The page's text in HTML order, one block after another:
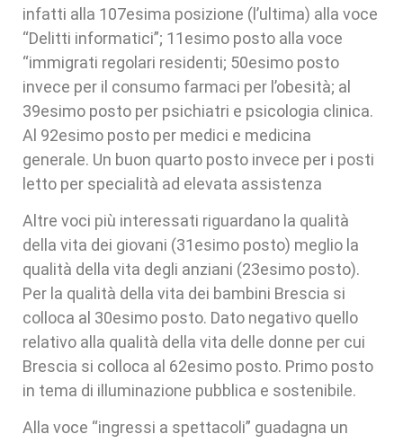
infatti alla 107esima posizione (l’ultima) alla voce
“Delitti informatici”; 11esimo posto alla voce
“immigrati regolari residenti; 50esimo posto
invece per il consumo farmaci per l’obesità; al
39esimo posto per psichiatri e psicologia clinica.
Al 92esimo posto per medici e medicina
generale. Un buon quarto posto invece per i posti
letto per specialità ad elevata assistenza
Altre voci più interessati riguardano la qualità
della vita dei giovani (31esimo posto) meglio la
qualità della vita degli anziani (23esimo posto).
Per la qualità della vita dei bambini Brescia si
colloca al 30esimo posto. Dato negativo quello
relativo alla qualità della vita delle donne per cui
Brescia si colloca al 62esimo posto. Primo posto
in tema di illuminazione pubblica e sostenibile.
Alla voce “ingressi a spettacoli” guadagna un